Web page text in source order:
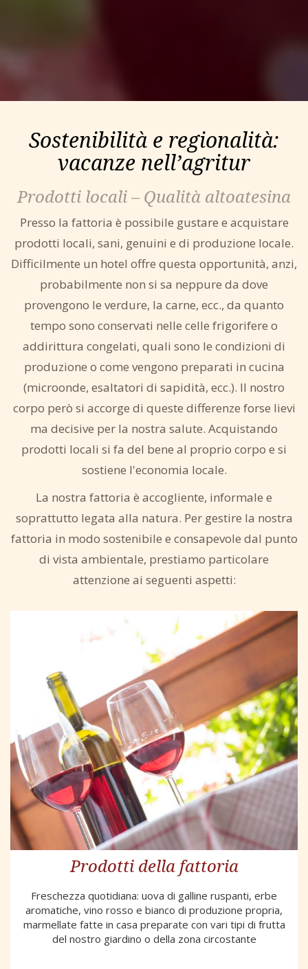
Sostenibilità e regionalità:
vacanze nell’agritur
Prodotti locali – Qualità altoatesina
Presso la fattoria è possibile gustare e acquistare
prodotti locali, sani, genuini e di produzione locale.
Difficilmente un hotel offre questa opportunità, anzi,
probabilmente non si sa neppure da dove
provengono le verdure, la carne, ecc., da quanto
tempo sono conservati nelle celle frigorifere o
addirittura congelati, quali sono le condizioni di
produzione o come vengono preparati in cucina
(microonde, esaltatori di sapidità, ecc.). Il nostro
corpo però si accorge di queste differenze forse lievi
ma decisive per la nostra salute. Acquistando
prodotti locali si fa del bene al proprio corpo e si
sostiene l'economia locale.
La nostra fattoria è accogliente, informale e
soprattutto legata alla natura. Per gestire la nostra
fattoria in modo sostenibile e consapevole dal punto
di vista ambientale, prestiamo particolare
attenzione ai seguenti aspetti:
Prodotti della fattoria
Freschezza quotidiana: uova di galline ruspanti, erbe
aromatiche, vino rosso e bianco di produzione propria,
marmellate fatte in casa preparate con vari tipi di frutta
del nostro giardino o della zona circostante